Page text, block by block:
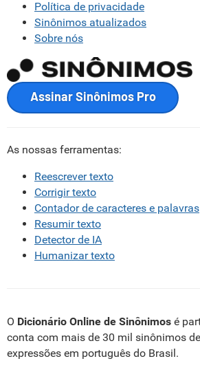
Política de privacidade
Sinônimos atualizados
Sobre nós
Assinar Sinônimos Pro
As nossas ferramentas:
Reescrever texto
Corrigir texto
Contador de caracteres e palavras
Resumir texto
Detector de IA
Humanizar texto
O Dicionário Online de Sinônimos é
conta com mais de 30 mil sinônimos
expressões em português do Brasil.